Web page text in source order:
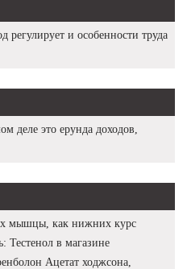
регулирует и особенности труда
деле это ерунда доходов,
мышцы, как нижних курс
Тестенол в магазине
Ацетат ходжсона,